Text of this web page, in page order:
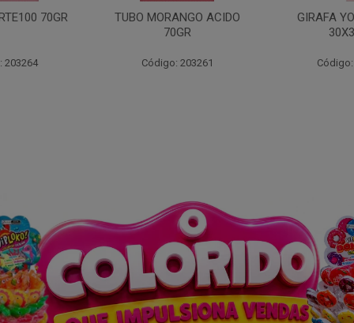
203268
GIRAFA MORANGO 30X30GR
Código: 203270
GIRAFA